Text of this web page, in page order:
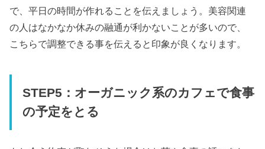
で、平日の時間が作れることを伝えましょう。美容関連
の人はなかなか休みの融通が利かないことが多いので、
こちらで調整できる事を伝えると印象が良くなります。
STEP5：オーガニック系のカフェで食事
の予定をとる